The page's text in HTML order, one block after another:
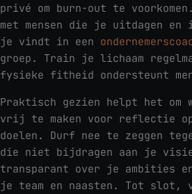
privé om burn-out te
met mensen die je uitdagen
je vindt in een
groep. Train je lichaam
fysieke fitheid ondersteunt
Praktisch gezien helpt het
vrij te maken voor reflectie
doelen. Durf nee te zeggen
die niet bijdragen aan je
transparant over je ambities
je team en naasten. Tot slot,